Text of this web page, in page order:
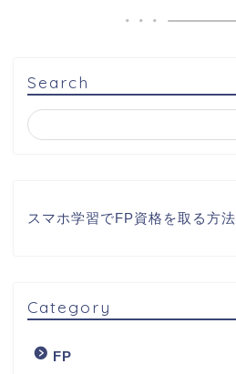
Search
スマホ学習でFP資格を取る方法
Category
FP